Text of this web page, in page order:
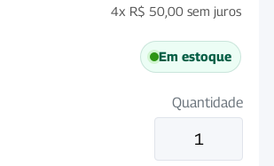
4x R$ 50,00 sem juros
Em estoque
Quantidade
Ração
Nutrigula